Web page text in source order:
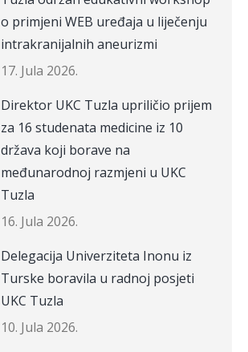
o primjeni WEB uređaja u liječenju
intrakranijalnih aneurizmi
17. Jula 2026.
Direktor UKC Tuzla upriličio prijem
za 16 studenata medicine iz 10
država koji borave na
međunarodnoj razmjeni u UKC
Tuzla
16. Jula 2026.
Delegacija Univerziteta Inonu iz
Turske boravila u radnoj posjeti
UKC Tuzla
10. Jula 2026.